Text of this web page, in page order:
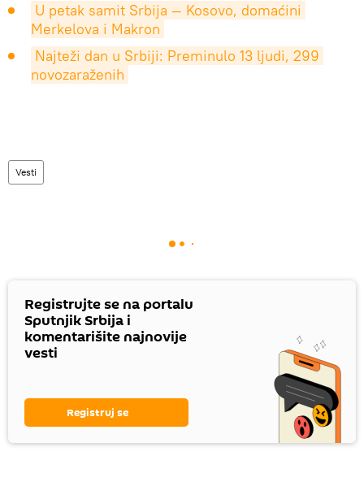
U petak samit Srbija — Kosovo, domaćini
Merkelova i Makron
Najteži dan u Srbiji: Preminulo 13 ljudi, 299
novozaraženih
Vesti
Registrujte se na portalu
Sputnjik Srbija i
komentarišite najnovije
vesti
Registruj se